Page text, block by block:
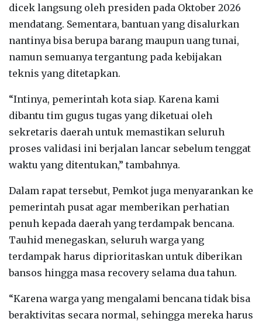
dicek langsung oleh presiden pada Oktober 2026
mendatang. Sementara, bantuan yang disalurkan
nantinya bisa berupa barang maupun uang tunai,
namun semuanya tergantung pada kebijakan
teknis yang ditetapkan.
“Intinya, pemerintah kota siap. Karena kami
dibantu tim gugus tugas yang diketuai oleh
sekretaris daerah untuk memastikan seluruh
proses validasi ini berjalan lancar sebelum tenggat
waktu yang ditentukan,” tambahnya.
Dalam rapat tersebut, Pemkot juga menyarankan ke
pemerintah pusat agar memberikan perhatian
penuh kepada daerah yang terdampak bencana.
Tauhid menegaskan, seluruh warga yang
terdampak harus diprioritaskan untuk diberikan
bansos hingga masa recovery selama dua tahun.
“Karena warga yang mengalami bencana tidak bisa
beraktivitas secara normal, sehingga mereka harus